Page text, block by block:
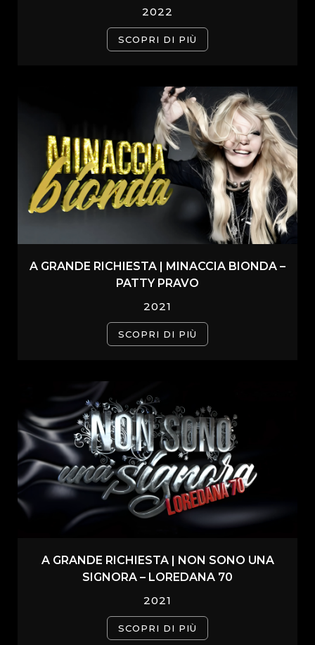
2022
SCOPRI DI PIÙ
A GRANDE RICHIESTA | MINACCIA BIONDA –
PATTY PRAVO
2021
SCOPRI DI PIÙ
A GRANDE RICHIESTA | NON SONO UNA
SIGNORA – LOREDANA 70
2021
SCOPRI DI PIÙ